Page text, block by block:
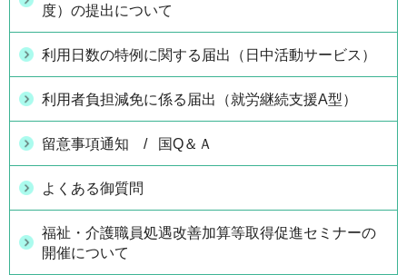
度）の提出について
利用日数の特例に関する届出（日中活動サービス）
利用者負担減免に係る届出（就労継続支援A型）
留意事項通知 / 国Q＆Ａ
よくある御質問
福祉・介護職員処遇改善加算等取得促進セミナーの
開催について